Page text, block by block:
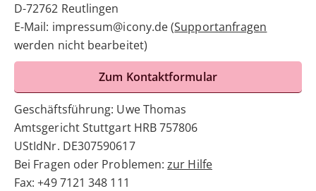
D-72762 Reutlingen
E-Mail: impressum@icony.de (Supportanfragen
werden nicht bearbeitet)
Zum Kontaktformular
Geschäftsführung: Uwe Thomas
Amtsgericht Stuttgart HRB 757806
UStIdNr. DE307590617
Bei Fragen oder Problemen:zur Hilfe
Fax: +49 7121 348 111